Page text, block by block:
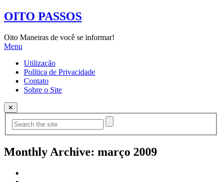
OITO PASSOS
Oito Maneiras de você se informar!
Menu
Utilização
Política de Privacidade
Contato
Sobre o Site
✕
Monthly Archive: março 2009